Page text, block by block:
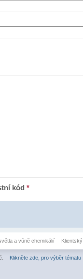
kód *
a vůně chemikálií
Klikněte zde, pro výběr tématu